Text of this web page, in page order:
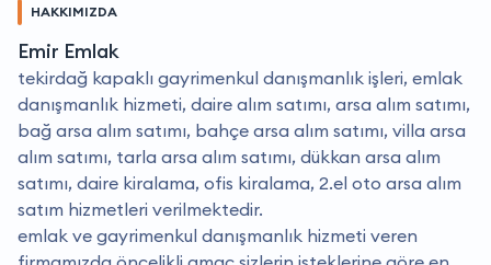
HAKKIMIZDA
Emir Emlak
tekirdağ kapaklı gayrimenkul danışmanlık işleri, emlak
danışmanlık hizmeti, daire alım satımı, arsa alım satımı,
bağ arsa alım satımı, bahçe arsa alım satımı, villa arsa
alım satımı, tarla arsa alım satımı, dükkan arsa alım
satımı, daire kiralama, ofis kiralama, 2.el oto arsa alım
satım hizmetleri verilmektedir.
emlak ve gayrimenkul danışmanlık hizmeti veren